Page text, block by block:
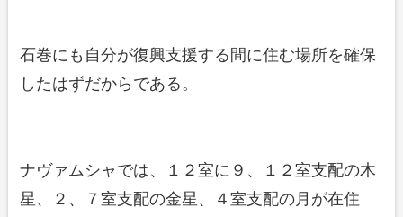
石巻にも自分が復興支援する間に住む場所を確保
したはずだからである。
ナヴァムシャでは、１２室に９、１２室支配の木
星、２、７室支配の金星、４室支配の月が在住